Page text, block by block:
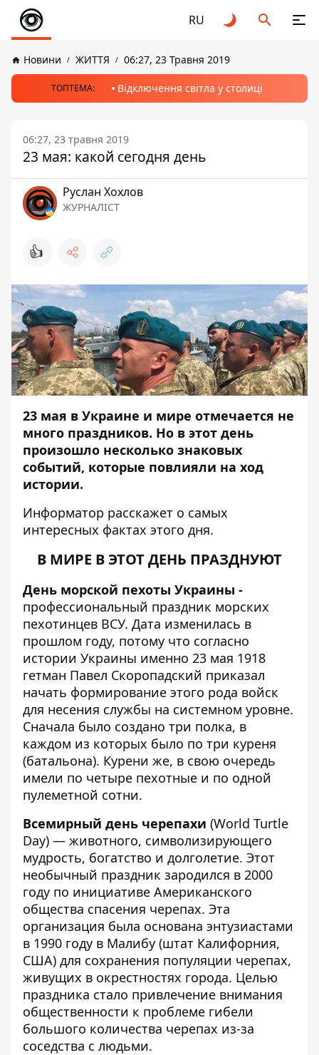
RU
Новини ЖИТТЯ 06:27, 23 Травня 2019
ТОПТЕМА: Відключення світла у столиці
06:27, 23 травня 2019
23 мая: какой сегодня день
Руслан Хохлов
ЖУРНАЛІСТ
👍
23 мая в Украине и мире отмечается не
много праздников. Но в этот день
произошло несколько знаковых
событий, которые повлияли на ход
истории.
Информатор расскажет о самых
интересных фактах этого дня.
В МИРЕ В ЭТОТ ДЕНЬ ПРАЗДНУЮТ
День морской пехоты Украины -
профессиональный праздник морских
пехотинцев ВСУ. Дата изменилась в
прошлом году, потому что согласно
истории Украины именно 23 мая 1918
гетман Павел Скоропадский приказал
начать формирование этого рода войск
для несения службы на системном уровне.
Сначала было создано три полка, в
каждом из которых было по три куреня
(батальона). Курени же, в свою очередь
имели по четыре пехотные и по одной
пулеметной сотни.
Всемирный день черепахи (World Turtle
Day) — животного, символизирующего
мудрость, богатство и долголетие. Этот
необычный праздник зародился в 2000
году по инициативе Американского
общества спасения черепах. Эта
организация была основана энтузиастами
в 1990 году в Малибу (штат Калифорния,
США) для сохранения популяции черепах,
живущих в окрестностях города. Целью
праздника стало привлечение внимания
общественности к проблеме гибели
большого количества черепах из-за
соседства с людьми.